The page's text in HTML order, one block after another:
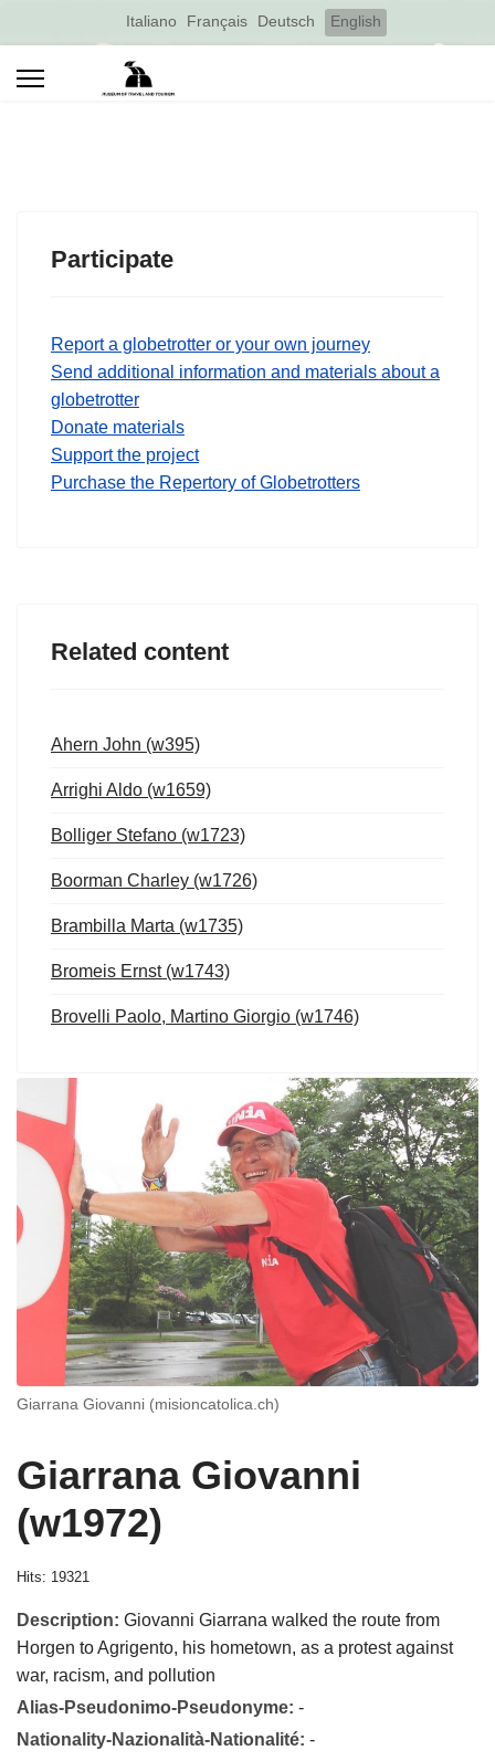
Select your language
Italiano Français Deutsch English
Participate
Report a globetrotter or your own journey
Send additional information and materials about a
globetrotter
Donate materials
Support the project
Purchase the Repertory of Globetrotters
Related content
Ahern John (w395)
Arrighi Aldo (w1659)
Bolliger Stefano (w1723)
Boorman Charley (w1726)
Brambilla Marta (w1735)
Bromeis Ernst (w1743)
Brovelli Paolo, Martino Giorgio (w1746)
Giarrana Giovanni (misioncatolica.ch)
Giarrana Giovanni
(w1972)
Hits: 19321
Description: Giovanni Giarrana walked the route from
Horgen to Agrigento, his hometown, as a protest against
war, racism, and pollution
Alias-Pseudonimo-Pseudonyme: -
Nationality-Nazionalità-Nationalité: -